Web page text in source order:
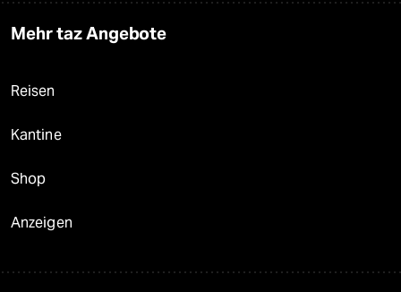
Mehr taz Angebote
Reisen
Kantine
Shop
Anzeigen